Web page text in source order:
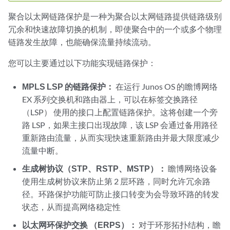
聚合以太网链路保护是一种为聚合以太网链路提供链路级别
冗余和快速故障切换的机制，即使聚合中的一个或多个物理
链路发生故障，也能确保流量持续流动。
您可以主要通过以下功能实现链路保护：
MPLS LSP 的链路保护： 在运行 Junos OS 的瞻博网络
EX 系列交换机和路由器上，可以在标签交换路径
（LSP） 使用的接口上配置链路保护。这将创建一个旁
路 LSP，如果主接口出现故障，该 LSP 会通过备用路径
重新路由流量，从而实现快速重新路由并最大限度减少
流量中断。
生成树协议（STP、RSTP、MSTP）： 瞻博网络设备
使用生成树协议来防止第 2 层环路，同时允许冗余路
径。环路保护功能可防止接口转变为会导致环路的转发
状态，从而提高网络稳定性
以太网环保护交换 （ERPS）： 对于环形拓扑结构，瞻